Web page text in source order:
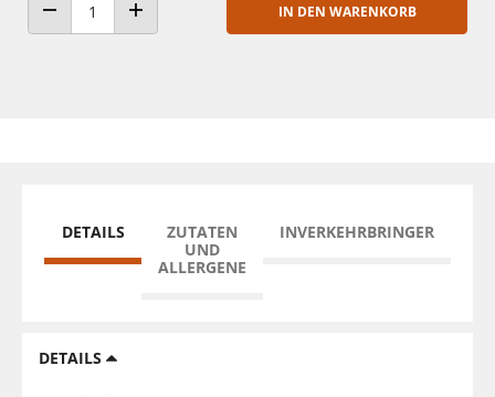
ANZAHL VERRINGERNANZAHL ERHÖHEN
IN DEN WARENKORB
DETAILS
ZUTATEN
UND
ALLERGENE
INVERKEHRBRINGER
DETAILS